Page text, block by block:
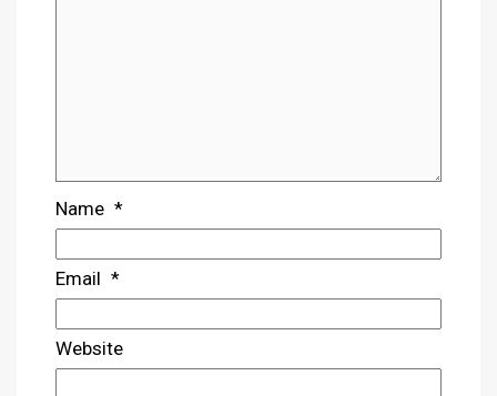
Name *
Email *
Website